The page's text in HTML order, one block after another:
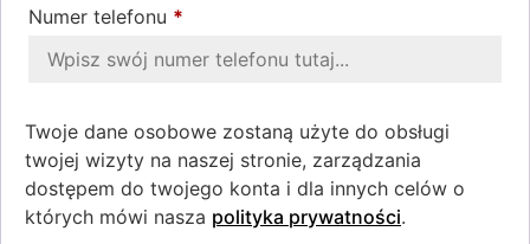
Numer telefonu *
Twoje dane osobowe zostaną użyte do obsługi
twojej wizyty na naszej stronie, zarządzania
dostępem do twojego konta i dla innych celów o
których mówi nasza polityka prywatności.